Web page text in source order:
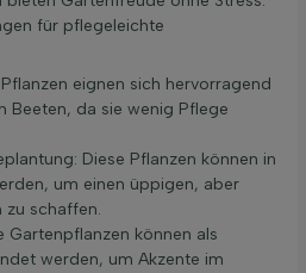
für pflegeleichte
eignen sich hervorragend
Beeten, da sie wenig Pflege
Diese Pflanzen können in
um einen üppigen, aber
zu schaffen.
Gartenpflanzen können als
werden, um Akzente im